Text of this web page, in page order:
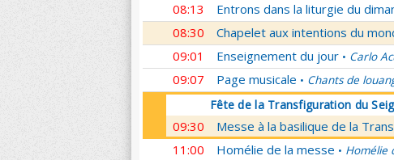
08:13 Entrons dans la liturgie du
08:30 Chapelet aux intentions du
09:01 Enseignement du jour • Carlo
09:07 Page musicale • Chants de
Fête de la Transfiguration du
09:30
Messe à la basilique de la
11:00
Homélie de la messe • Homélie